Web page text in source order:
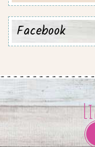
Facebook